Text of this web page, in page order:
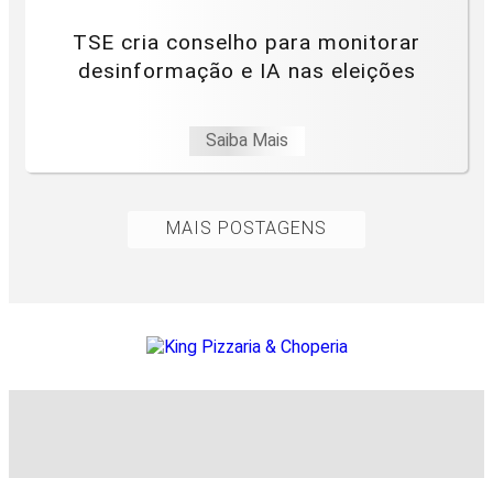
TSE cria conselho para monitorar
desinformação e IA nas eleições
Saiba Mais
MAIS POSTAGENS